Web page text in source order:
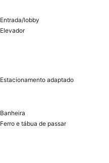
Entrada/lobby
Elevador
Estacionamento adaptado
Banheira
Ferro e tábua de passar